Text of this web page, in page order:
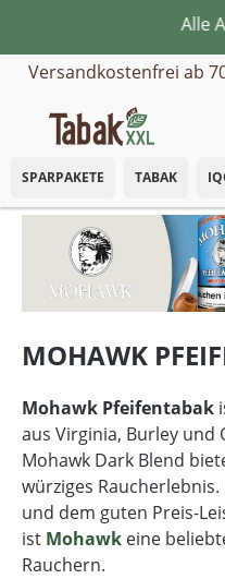
Zum Hauptinhalt
Alle
Versandkostenfrei ab
SPARPAKETE TABAK
MOHAWK
Mohawk Pfeifentabak
aus Virginia, Burley und
Mohawk Dark Blend
würziges
und dem guten Preis-
ist Mohawk eine
Rauchern.